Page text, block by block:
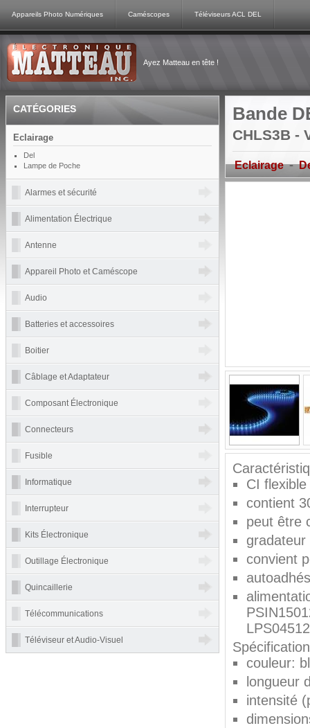
Appareils Photo Numériques Caméscopes Téléviseurs ACL DEL
Ayez Matteau en tête !
Bande
CHLS3B -
Eclairage-
CI
contient
peut être
gradateur
convient
couleur:
longueur
intensité
CATÉGORIES
Eclairage
Del
Lampe de Poche
Alarmes et sécurité
Alimentation Électrique
Antenne
Appareil Photo et Caméscope
Audio
Batteries et accessoires
Boitier
Câblage et Adaptateur
Composant Électronique
Connecteurs
Fusible
Informatique
Interrupteur
Kits Électronique
Outillage Électronique
Quincaillerie
Télécommunications
Téléviseur et Audio-Visuel